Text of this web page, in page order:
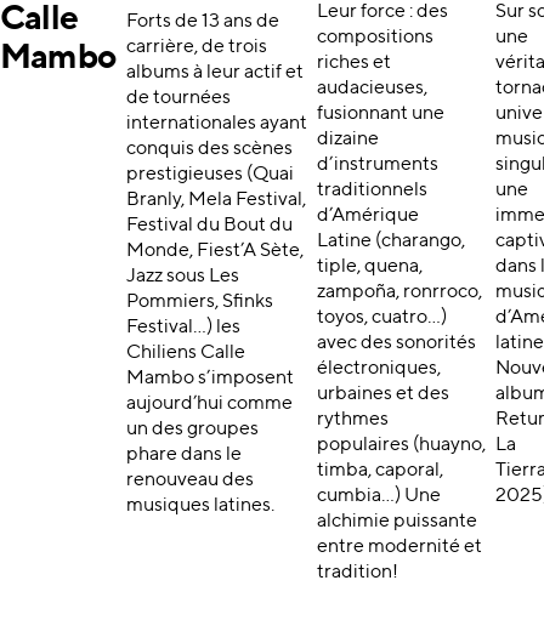
Calle
Mambo
Forts de 13 ans de
carrière, de trois
albums à leur actif et
de tournées
internationales ayant
conquis des scènes
prestigieuses (Quai
Branly, Mela Festival,
Festival du Bout du
Monde, Fiest’A Sète,
Jazz sous Les
Pommiers, Sfinks
Festival…) les
Chiliens Calle
Mambo s’imposent
aujourd’hui comme
un des groupes
phare dans le
renouveau des
musiques latines.
Leur force : des
compositions
riches et
audacieuses,
fusionnant une
dizaine
d’instruments
traditionnels
d’Amérique
Latine (charango,
tiple, quena,
zampoña, ronrroco,
toyos, cuatro…)
avec des sonorités
électroniques,
urbaines et des
rythmes
populaires (huayno,
timba, caporal,
cumbia…) Une
alchimie puissante
entre modernité et
tradition!
Sur
une
une
dans
La